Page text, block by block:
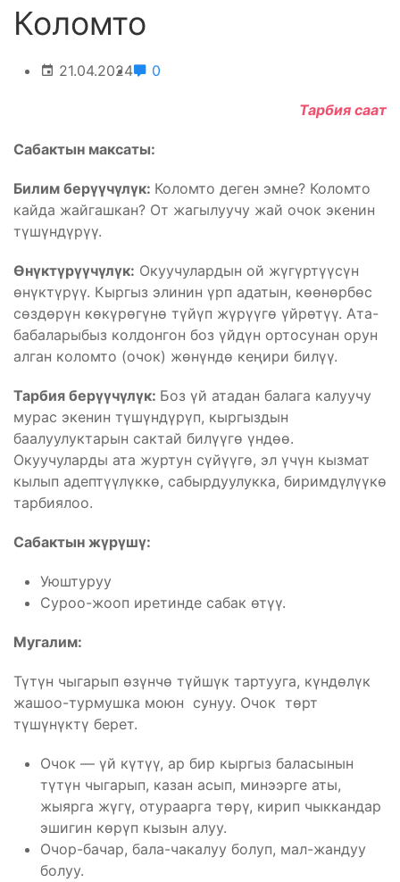
Коломто
21.04.2024 0
Тарбия саат
Сабактын максаты:
Билим берүүчүлүк: Коломто деген эмне? Коломто
кайда жайгашкан? От жагылуучу жай очок экенин
түшүндүрүү.
Өнүктүрүүчүлүк: Окуучулардын ой жүгүртүүсүн
өнүктүрүү. Кыргыз элинин үрп адатын, көөнөрбөс
сөздөрүн көкүрөгүнө түйүп жүрүүгө үйрөтүү. Ата-
бабаларыбыз колдонгон боз үйдүн ортосунан орун
алган коломто (очок) жөнүндө кеңири билүү.
Тарбия берүүчүлүк: Боз үй атадан балага калуучу
мурас экенин түшүндүрүп, кыргыздын
баалуулуктарын сактай билүүгө үндөө.
Окуучуларды ата журтун сүйүүгө, эл үчүн кызмат
кылып адептүүлүккө, сабырдуулукка, биримдүлүүкө
тарбиялоо.
Сабактын жүрүшү:
Уюштуруу
Суроо-жооп иретинде сабак өтүү.
Мугалим:
Түтүн чыгарып өзүнчө түйшүк тартууга, күндөлүк
жашоо-турмушка моюн сунуу. Очок төрт
түшүнүктү берет.
Очок — үй күтүү, ар бир кыргыз баласынын
түтүн чыгарып, казан асып, минээрге аты,
жыярга жүгү, отураарга төрү, кирип чыккандар
эшигин көрүп кызын алуу.
Очор-бачар, бала-чакалуу болуп, мал-жандуу
болуу.